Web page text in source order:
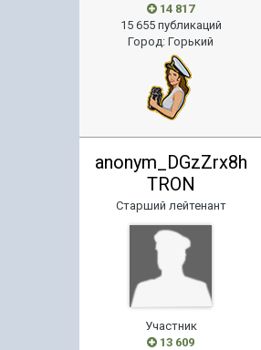
14 817
15 655 публикаций
Город:Горький
anonym_DGzZrx8h
TRON
Старший лейтенант
Участник
13 609